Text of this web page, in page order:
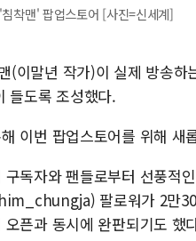
착맨' 팝업스토어 [사진=신세계]
(이말년 작가)이 실제 방송
들도록 조성했다.
이번 팝업스토어를 위해 새
독자와 팬들로부터 선풍적
팔로워가 2만
픈과 동시에 완판되기도 했